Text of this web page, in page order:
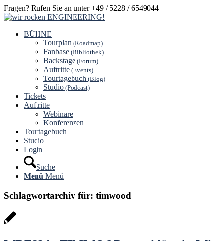
Fragen? Rufen Sie an unter +49 / 5228 / 6549044
BÜHNE
Tourplan (Roadmap)
Fanbase (Bibliothek)
Backstage (Forum)
Auftritte (Events)
Tourtagebuch (Blog)
Studio (Podcast)
Tickets
Auftritte
Webinare
Konferenzen
Tourtagebuch
Studio
Login
Suche
Menü Menü
Schlagwortarchiv für: timwood